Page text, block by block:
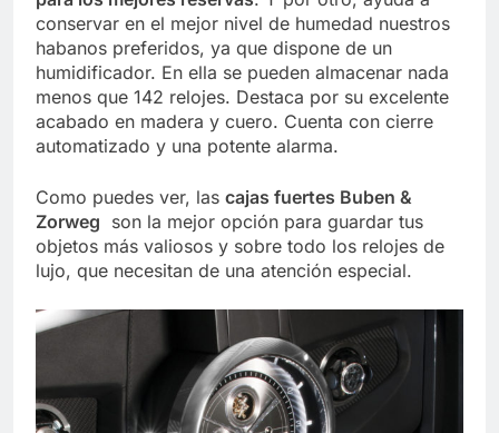
conservar en el mejor nivel de humedad nuestros
habanos preferidos, ya que dispone de un
humidificador. En ella se pueden almacenar nada
menos que 142 relojes. Destaca por su excelente
acabado en madera y cuero. Cuenta con cierre
automatizado y una potente alarma.
Como puedes ver, las cajas fuertes Buben &
Zorweg son la mejor opción para guardar tus
objetos más valiosos y sobre todo los relojes de
lujo, que necesitan de una atención especial.